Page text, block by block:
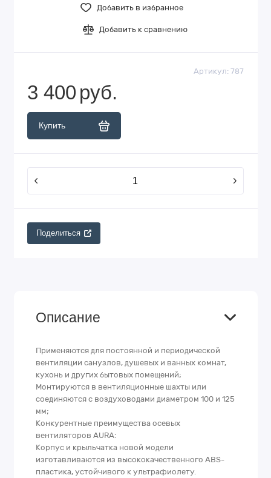
Добавить в избранное
Добавить к сравнению
Артикул: 787
3 400 руб.
Купить
Поделиться
Описание
Применяются для постоянной и периодической
вентиляции санузлов, душевых и ванных комнат,
кухонь и других бытовых помещений;
Монтируются в вентиляционные шахты или
соединяются с воздуховодами диаметром 100 и 125
мм;
Конкурентные преимущества осевых
вентиляторов AURA:
Корпус и крыльчатка новой модели
изготавливаются из высококачественного ABS-
пластика, устойчивого к ультрафиолету.